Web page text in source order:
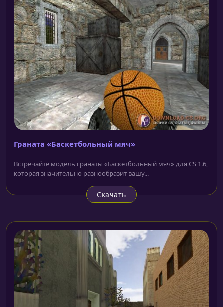
Граната «Баскетбольный мяч»
Встречайте модель гранаты «Баскетбольный мяч» для CS 1.6,
которая значительно разнообразит вашу...
Скачать